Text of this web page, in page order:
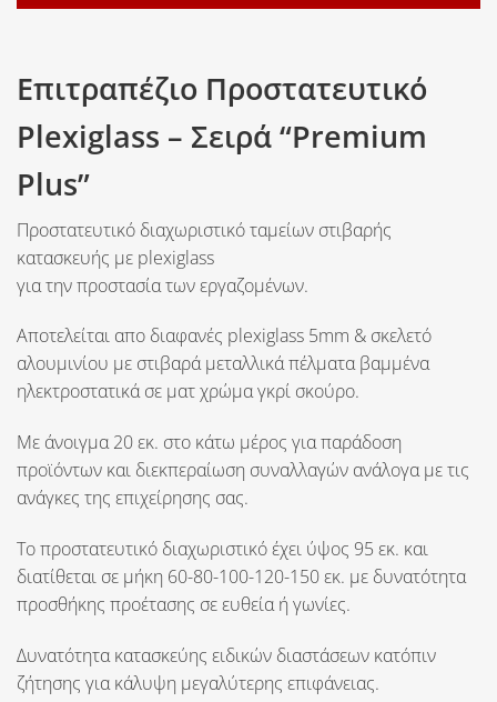
Επιτραπέζιο Προστατευτικό
Plexiglass – Σειρά “Premium
Plus”
Προστατευτικό διαχωριστικό ταμείων στιβαρής
κατασκευής με plexiglass
για την προστασία των εργαζομένων.
Αποτελείται απο διαφανές plexiglass 5mm & σκελετό
αλουμινίου με στιβαρά μεταλλικά πέλματα βαμμένα
ηλεκτροστατικά σε ματ χρώμα γκρί σκούρο.
Με άνοιγμα20 εκ. στο κάτω μέρος για παράδοση
προϊόντων και διεκπεραίωση συναλλαγών ανάλογα με τις
ανάγκες της επιχείρησης σας.
Το προστατευτικό διαχωριστικό έχει ύψος 95 εκ. και
διατίθεται σε μήκη 60-80-100-120-150 εκ. με δυνατότητα
προσθήκης προέτασης σε ευθεία ή γωνίες.
Δυνατότητα κατασκεύης ειδικών διαστάσεων κατόπιν
ζήτησης για κάλυψη μεγαλύτερης επιφάνειας.